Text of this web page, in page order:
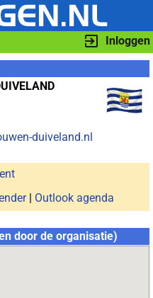
Inloggen
duiveland.nl
| Outlook agenda
door de organisatie)